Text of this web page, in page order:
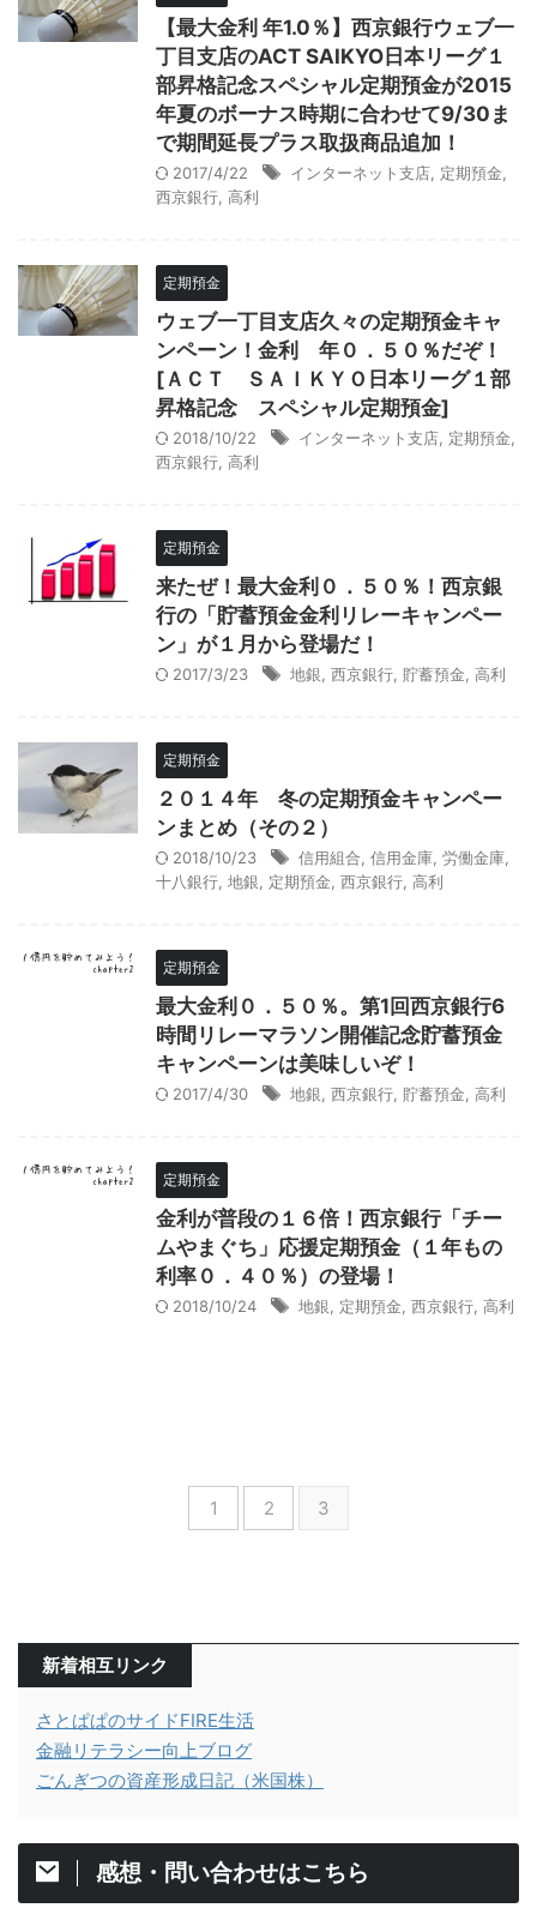
【最大金利 年1.0％】西京銀行ウェブ一
丁目支店のACT SAIKYO日本リーグ１
部昇格記念スペシャル定期預金が2015
年夏のボーナス時期に合わせて9/30ま
で期間延長プラス取扱商品追加！
2017/4/22 インターネット支店 定期預金
西京銀行 高利
定期預金
ウェブ一丁目支店久々の定期預金キャ
ンペーン！金利 年０．５０％だぞ！
[ＡＣＴ ＳＡＩＫＹＯ日本リーグ１部
昇格記念 スペシャル定期預金]
2018/10/22 インターネット支店 定期預金
西京銀行 高利
定期預金
来たぜ！最大金利０．５０％！西京銀
行の「貯蓄預金金利リレーキャンペー
ン」が１月から登場だ！
2017/3/23 地銀 西京銀行 貯蓄預金 高利
定期預金
２０１４年 冬の定期預金キャンペー
ンまとめ（その２）
2018/10/23 信用組合 信用金庫 労働金庫
十八銀行 地銀 定期預金 西京銀行 高利
定期預金
最大金利０．５０％。第1回西京銀行6
時間リレーマラソン開催記念貯蓄預金
キャンペーンは美味しいぞ！
2017/4/30 地銀 西京銀行 貯蓄預金 高利
定期預金
金利が普段の１６倍！西京銀行「チー
ムやまぐち」応援定期預金（１年もの
利率０．４０％）の登場！
2018/10/24 地銀 定期預金 西京銀行 高利
1 2 3
新着相互リンク
さとぱぱのサイドFIRE生活
金融リテラシー向上ブログ
ごんぎつの資産形成日記（米国株）
感想・問い合わせはこちら